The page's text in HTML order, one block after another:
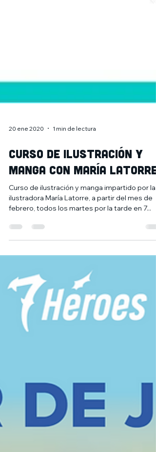
20 ene 2020 1 min de lectura
Curso de Ilustración y
Manga con María Latorre
Curso de ilustración y manga impartido por la
febrero, todos los martes por la tarde en 7...